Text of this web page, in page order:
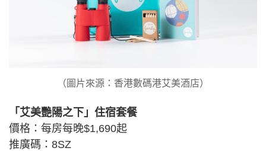
（圖片來源：香港數碼港艾美酒店）
「艾美艷陽之下」住宿套餐
價格：每房每晚$1,690起
推廣碼：8SZ